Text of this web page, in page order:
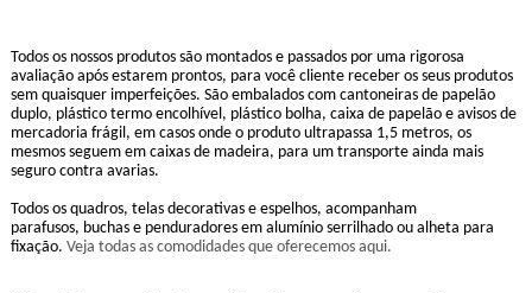
Todos os nossos produtos são montados e passados por uma rigorosa
avaliação após estarem prontos, para você cliente receber os seus produtos
sem quaisquer imperfeições. São embalados com cantoneiras de papelão
duplo, plástico termo encolhível, plástico bolha, caixa de papelão e avisos de
mercadoria frágil, em casos onde o produto ultrapassa 1,5 metros, os
mesmos seguem em caixas de madeira, para um transporte ainda mais
seguro contra avarias.
Todos os quadros, telas decorativas e espelhos, acompanham
parafusos, buchas e penduradores em alumínio serrilhado ou alheta para
fixação. Veja todas as comodidades que oferecemos aqui.